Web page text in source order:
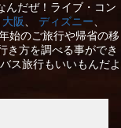
んだぜ！ライブ・コン
大阪 ディズニー
始のご旅行や帰省の移
き方を調べる事ができ
ス旅行もいいもんだよ